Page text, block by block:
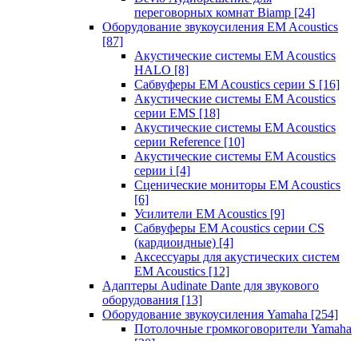
переговорных комнат Biamp [24]
Оборудование звукоусиления EM Acoustics
[87]
Акустические системы EM Acoustics
HALO [8]
Сабвуферы EM Acoustics серии S [16]
Акустические системы EM Acoustics
серии EMS [18]
Акустические системы EM Acoustics
серии Reference [10]
Акустические системы EM Acoustics
серии i [4]
Сценические мониторы EM Acoustics
[6]
Усилители EM Acoustics [9]
Сабвуферы EM Acoustics серии CS
(кардиоидные) [4]
Аксессуары для акустических систем
EM Acoustics [12]
Адаптеры Audinate Dante для звукового
оборудования [13]
Оборудование звукоусиления Yamaha [254]
Потолочные громкоговорители Yamaha